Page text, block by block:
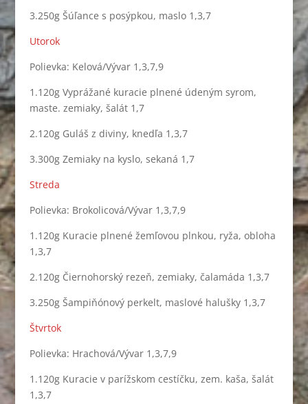
3.250g Šúľance s posýpkou, maslo 1,3,7
Utorok
Polievka: Kelová/Vývar 1,3,7,9
1.120g Vyprážané kuracie plnené údeným syrom,
maste. zemiaky, šalát 1,7
2.120g Guláš z diviny, knedľa 1,3,7
3.300g Zemiaky na kyslo, sekaná 1,7
Streda
Polievka: Brokolicová/Vývar 1,3,7,9
1.120g Kuracie plnené žemľovou plnkou, ryža, obloha
1,3,7
2.120g Čiernohorský rezeň, zemiaky, čalamáda 1,3,7
3.250g Šampiňónový perkelt, maslové halušky 1,3,7
Štvrtok
Polievka: Hrachová/Vývar 1,3,7,9
1.120g Kuracie v parížskom cestíčku, zem. kaša, šalát
1,3,7